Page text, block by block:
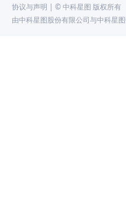
协议与声明 | © 中科星图 版权所有
由中科星图股份有限公司与中科星